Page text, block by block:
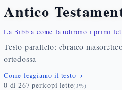
Antico
La Bibbia come la udirono i primi
Testo parallelo: ebraico
ortodossa
Come leggiamo il testo→
0 di 267 pericopi lette(0%)